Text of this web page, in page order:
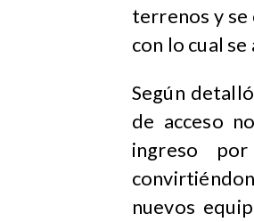
terrenos y se
con lo cual
Según
de acceso
ingreso
nuevos